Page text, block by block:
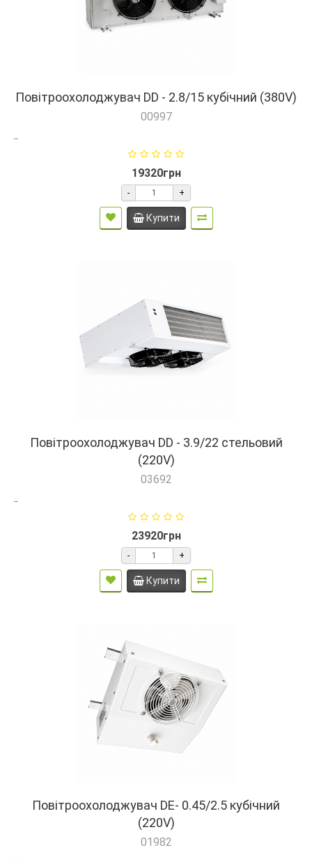
Повітроохолоджувач DD - 2.8/15 кубічний (380V)
00997
..
19320грн
- +
Купити
Повітроохолоджувач DD - 3.9/22 стельовий
(220V)
03692
..
23920грн
- +
Купити
Повітроохолоджувач DE- 0.45/2.5 кубічний
(220V)
01982
..